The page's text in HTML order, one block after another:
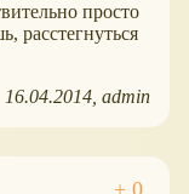
просто
расстегнуться
16.04.2014 admin